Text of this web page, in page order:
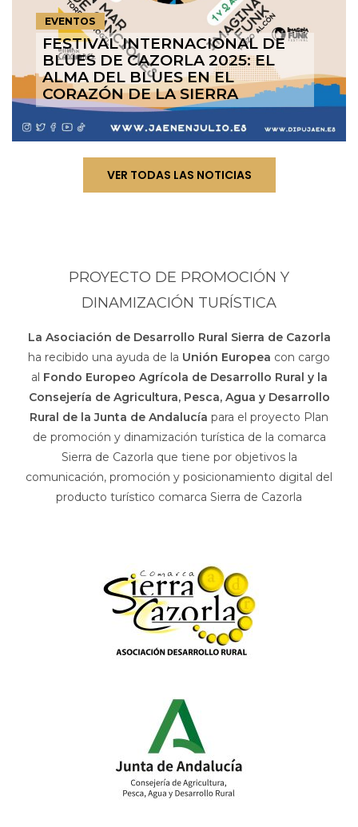
EVENTOS
FESTIVAL INTERNACIONAL DE
BLUES DE CAZORLA 2025: EL
ALMA DEL BLUES EN EL
CORAZÓN DE LA SIERRA
VER TODAS LAS NOTICIAS
PROYECTO DE PROMOCIÓN Y
DINAMIZACIÓN TURÍSTICA
La Asociación de Desarrollo Rural Sierra de Cazorla
ha recibido una ayuda de la Unión Europea con cargo
al Fondo Europeo Agrícola de Desarrollo Rural y la
Consejería de Agricultura, Pesca, Agua y Desarrollo
Rural de la Junta de Andalucía para el proyecto Plan
de promoción y dinamización turística de la comarca
Sierra de Cazorla que tiene por objetivos la
comunicación, promoción y posicionamiento digital del
producto turístico comarca Sierra de Cazorla